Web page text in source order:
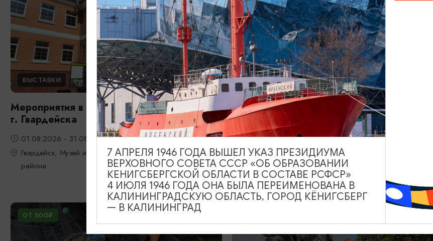
ВЫСТАВКИ
Мероприятия в музее истории и культуры
г. Гвардейска
01.08.2026 - 31.08.2026
Гвардейск, Музей истории и культуры Гвардейского
района
ТВОРЧЕСКИЕ ВСТРЕЧИ И ЛЕКЦИИ
Музейный лекторий «Клуб
путешественников» | АВГУСТ
01.08.2026 - 30.08.2026, 16:00
Светлогорск, Морской выставочный центр г. Светлогорск
ОТ 500₽
7 АПРЕЛЯ 1946 ГОДА ВЫШЕЛ УКАЗ ПРЕЗИДИУМА
ВЕРХОВНОГО СОВЕТА СССР «ОБ ОБРАЗОВАНИИ
КЕНИГСБЕРГСКОЙ ОБЛАСТИ В СОСТАВЕ РСФСР»
4 ИЮЛЯ 1946 ГОДА ОНА БЫЛА ПЕРЕИМЕНОВАНА В
КАЛИНИНГРАДСКУЮ ОБЛАСТЬ, ГОРОД КЁНИГСБЕРГ
— В КАЛИНИНГРАД